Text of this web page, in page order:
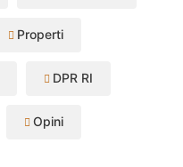
Properti
DPR RI
Opini